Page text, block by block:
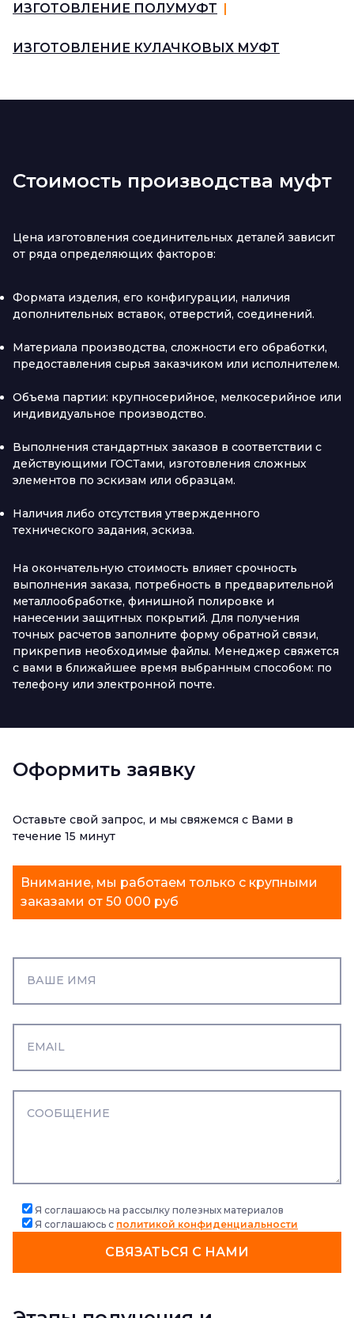
ИЗГОТОВЛЕНИЕ ПОЛУМУФТ
ИЗГОТОВЛЕНИЕ КУЛАЧКОВЫХ МУФТ
Стоимость производства муфт
Цена изготовления соединительных деталей зависит
от ряда определяющих факторов:
Формата изделия, его конфигурации, наличия
дополнительных вставок, отверстий, соединений.
Материала производства, сложности его обработки,
предоставления сырья заказчиком или исполнителем.
Объема партии: крупносерийное, мелкосерийное или
индивидуальное производство.
Выполнения стандартных заказов в соответствии с
действующими ГОСТами, изготовления сложных
элементов по эскизам или образцам.
Наличия либо отсутствия утвержденного
технического задания, эскиза.
На окончательную стоимость влияет срочность
выполнения заказа, потребность в предварительной
металлообработке, финишной полировке и
нанесении защитных покрытий. Для получения
точных расчетов заполните форму обратной связи,
прикрепив необходимые файлы. Менеджер свяжется
с вами в ближайшее время выбранным способом: по
телефону или электронной почте.
Оформить заявку
Оставьте свой запрос, и мы свяжемся с Вами в
течение 15 минут
Внимание, мы работаем только с крупными
заказами от 50 000 руб
Я соглашаюсь на рассылку полезных материалов
Я соглашаюсь с политикой конфиденциальности
СВЯЗАТЬСЯ С НАМИ